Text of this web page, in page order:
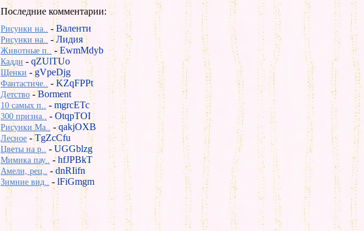
Последние комментарии:
Рисунки на.. - Валенти
Рисунки на.. -Лидия
Животные п.. -EwmMdyb
Кадди - qZUlTUo
Щенки -gVpeDjg
Фантастиче.. - KZqFPPt
Детство -Borment
10 самых п.. - mgrcETc
300 призна.. - OtqpTOI
Рисунки Ma.. -qakjOXB
Лесное -TgZcCfu
Цветы на р.. - UGGblzg
Мимика пау.. -hfJPBkT
Амели, рец.. -dnRIifn
Зимние вид.. - lFiGmgm